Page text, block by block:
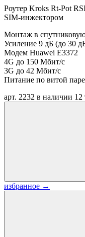
Роутер Kroks Rt-Pot
SIM-инжектором
Монтаж в спутниковую
Усиление 9 дБ (до 30
Модем Huawei E3372
4G до 150 Мбит/с
3G до 42 Мбит/с
Питание по витой паре
арт. 2232 в наличии 12
избранное →